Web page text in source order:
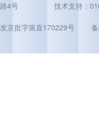
4号 技术支持：
京批字第直170229号